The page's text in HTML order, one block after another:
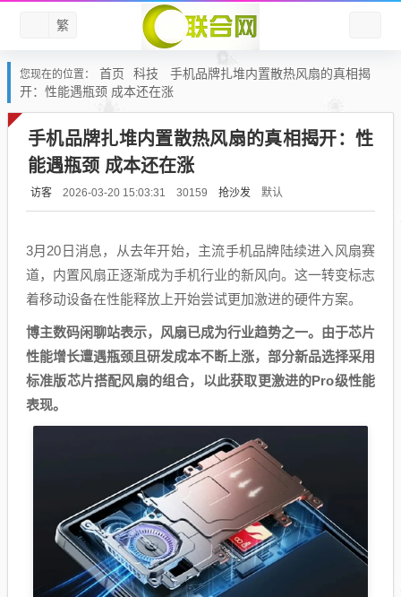
繁
您现在的位置： 首页 科技
手机品牌扎堆内置散热风扇的真相揭
开：性能遇瓶颈 成本还在涨
手机品牌扎堆内置散热风扇的真相揭开：性
能遇瓶颈 成本还在涨
访客 2026-03-20 15:03:31 30159 抢沙发 默认
3月20日消息，从去年开始，主流手机品牌陆续进入风扇赛
道，内置风扇正逐渐成为手机行业的新风向。这一转变标志
着移动设备在性能释放上开始尝试更加激进的硬件方案。
博主数码闲聊站表示，风扇已成为行业趋势之一。由于芯片
性能增长遭遇瓶颈且研发成本不断上涨，部分新品选择采用
标准版芯片搭配风扇的组合，以此获取更激进的Pro级性能
表现。